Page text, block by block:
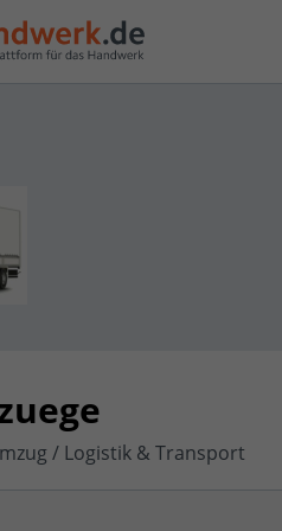
/ Logistik & Transport